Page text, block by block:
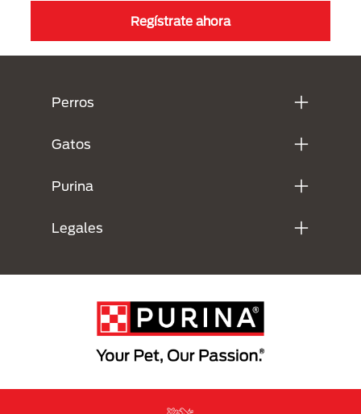
Regístrate ahora
Perros
Gatos
Purina
Legales